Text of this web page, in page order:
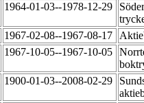
1964-01-03--1978-12-29
1967-02-08--1967-08-17
1967-10-05--1967-10-05
1900-01-03--2008-02-29